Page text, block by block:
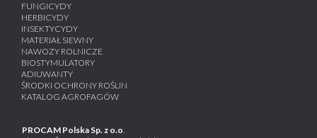
FUNGICYDY
HERBICYDY
INSEKTYCYDY
MATERIAŁ SIEWNY
NAWOZY ROLNICZE
BIOSTYMULATORY
ADIUWANTY
ŚRODKI OCHRONY ROŚLIN
KATALOG AGROFAGÓW
PROCAM Polska Sp. z o.o.